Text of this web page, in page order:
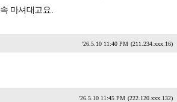
마셔대고요.
'26.5.10 11:40 PM (211.234.xxx.16)
'26.5.10 11:45 PM (222.120.xxx.132)